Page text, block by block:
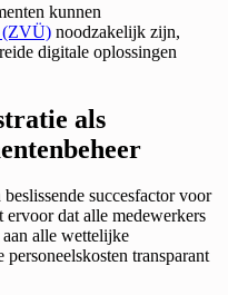
kunnen
(ZVÜ) noodzakelijk zijn,
digitale oplossingen
als
succesfactor voor
ervoor dat alle medewerkers
alle wettelijke
transparant